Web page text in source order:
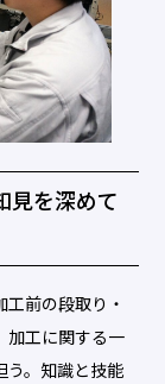
見を深めて
前の段取り・
加工に関する一
う。知識と技能